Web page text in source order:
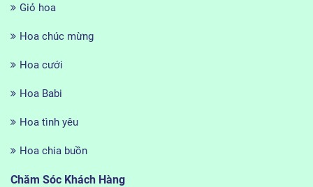
Giỏ hoa
Hoa chúc mừng
Hoa cưới
Hoa Babi
Hoa tình yêu
Hoa chia buồn
Chăm Sóc Khách Hàng